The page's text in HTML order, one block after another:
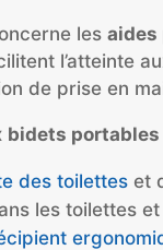
les aides
l’atteinte
de prise en
bidets portables
des toilettes et
les toilettes et